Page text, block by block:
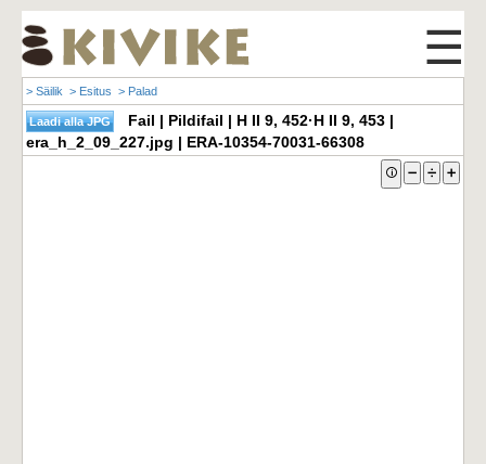
☰
> Säilik > Esitus > Palad
Fail | Pildifail | H II 9, 452·H II 9, 453 |
era_h_2_09_227.jpg | ERA-10354-70031-66308